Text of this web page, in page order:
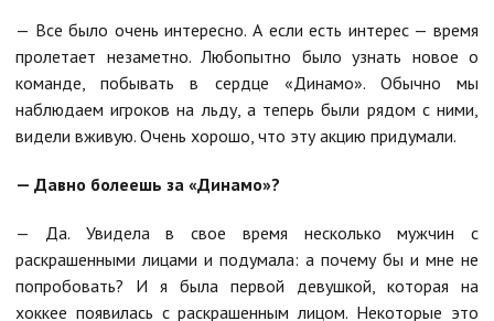
— Все было очень интересно. А если есть интерес — время
пролетает незаметно. Любопытно было узнать новое о
команде, побывать в сердце «Динамо». Обычно мы
наблюдаем игроков на льду, а теперь были рядом с ними,
видели вживую. Очень хорошо, что эту акцию придумали.
— Давно болеешь за «Динамо»?
— Да. Увидела в свое время несколько мужчин с
раскрашенными лицами и подумала: а почему бы и мне не
попробовать? И я была первой девушкой, которая на
хоккее появилась с раскрашенным лицом. Некоторые это